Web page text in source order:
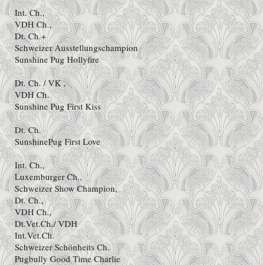
Int. Ch.,
VDH Ch.,
Dt. Ch.+
Schweizer Ausstellungschampion
Sunshine Pug Hollyfire
Dt. Ch. / VK ,
VDH Ch.
Sunshine Pug First Kiss
Dt. Ch.
SunshinePug First Love
Int. Ch.,
Luxemburger Ch.,
Schweizer Show Champion,
Dt. Ch.,
VDH Ch.,
Dt.Vet.Ch./ VDH
Int.Vet.Ch.
Schweizer Schönheits Ch.
Pugbully Good Time Charlie